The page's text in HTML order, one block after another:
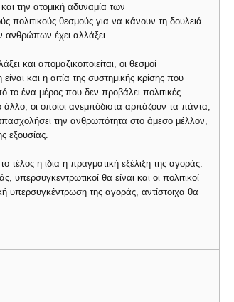
την ατομική αδυναμία των
θεσμούς για να κάνουν τη δουλειά
ανθρώπων έχει αλλάξει.
και απομαζικοποιείται, οι θεσμοί
και η αιτία της συστημικής κρίσης που
το ένα μέρος που δεν προβάλει πολιτικές
οι οποίοι ανεμπόδιστα αρπάζουν τα πάντα,
την ανθρωπότητα στο άμεσο μέλλον,
εξουσίας.
η ίδια η πραγματική εξέλιξη της αγοράς.
θα είναι και οι πολιτικοί
υπερσυγκέντρωση της αγοράς, αντίστοιχα θα